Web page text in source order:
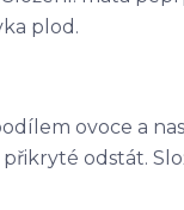
plod.
ovoce a
odstát.